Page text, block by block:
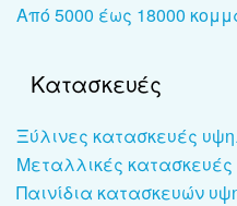
Από 5000 έως 18000
Κατασκευές
Ξύλινες κατασκευές
Μεταλλικές κατασκευές
Παινίδια κατασκευών